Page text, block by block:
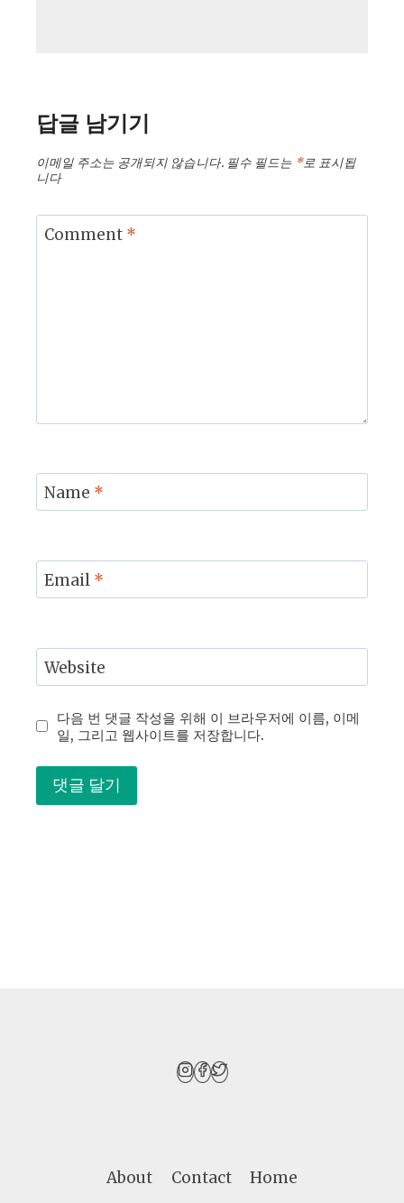
답글 남기기
이메일 주소는 공개되지 않습니다. 필수 필드는 *로 표시됩
니다
Comment *
Name *
Email *
Website
다음 번 댓글 작성을 위해 이 브라우저에 이름, 이메
일, 그리고 웹사이트를 저장합니다.
About Contact Home